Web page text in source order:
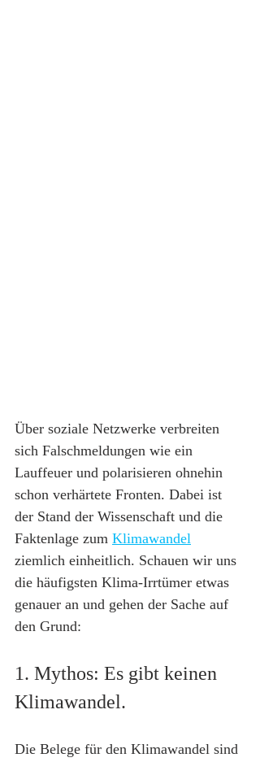
Über soziale Netzwerke verbreiten
sich Falschmeldungen wie ein
Lauffeuer und polarisieren ohnehin
schon verhärtete Fronten. Dabei ist
der Stand der Wissenschaft und die
Faktenlage zum Klimawandel
ziemlich einheitlich. Schauen wir uns
die häufigsten Klima-Irrtümer etwas
genauer an und gehen der Sache auf
den Grund:
1. Mythos: Es gibt keinen
Klimawandel.
Die Belege für den Klimawandel sind